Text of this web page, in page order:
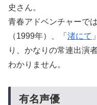
史さん。
青春アドベンチャーで
（1999年）、「 渚にて
り、かなりの常連出演
わかりません。
有名声優